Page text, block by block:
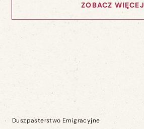
ZOBACZ WIĘCEJ
Duszpasterstwo Emigracyjne